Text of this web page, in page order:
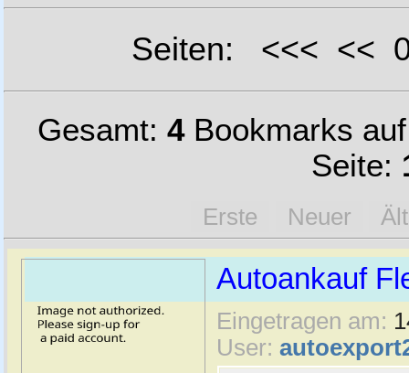
Seiten: <<< <<
Gesamt: 4Bookmarks
Seite:
Erste Neuer
Autoankauf
Eingetragen am:
User: